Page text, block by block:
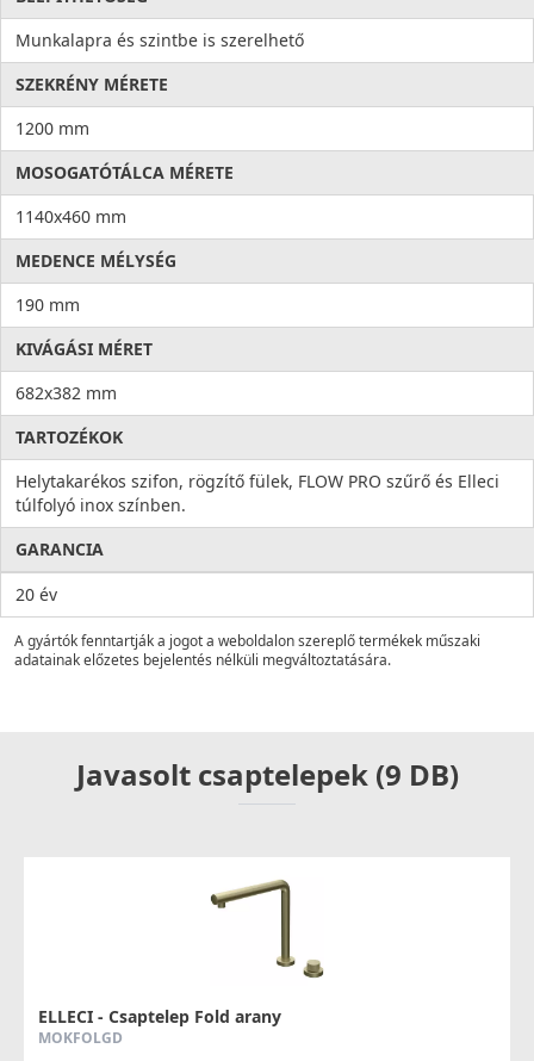
Az olasz formatervezés és a precíz kivitelezés minden
részletben megmutatkozik. A20 év gyártói garancia
egyértelmű bizonyítéka annak, hogy ez a mosogatótálca
hosszú távon is megbízható társ lesz a mindennapokban.
Stabilitást, biztonságot és nyugalmat kínál minden használat
során.
Munkalapra és szintbe is szerelhető
SZEKRÉNY MÉRETE
1200 mm
MOSOGATÓTÁLCA MÉRETE
1140x460 mm
MEDENCE MÉLYSÉG
190 mm
KIVÁGÁSI MÉRET
682x382 mm
TARTOZÉKOK
Helytakarékos szifon, rögzítő fülek, FLOW PRO szűrő és Elleci
túlfolyó inox színben.
GARANCIA
20 év
A gyártók fenntartják a jogot a weboldalon szereplő termékek műszaki
adatainak előzetes bejelentés nélküli megváltoztatására.
Javasolt csaptelepek (9 DB)
ELLECI - Csaptelep Fold arany
MOKFOLGD